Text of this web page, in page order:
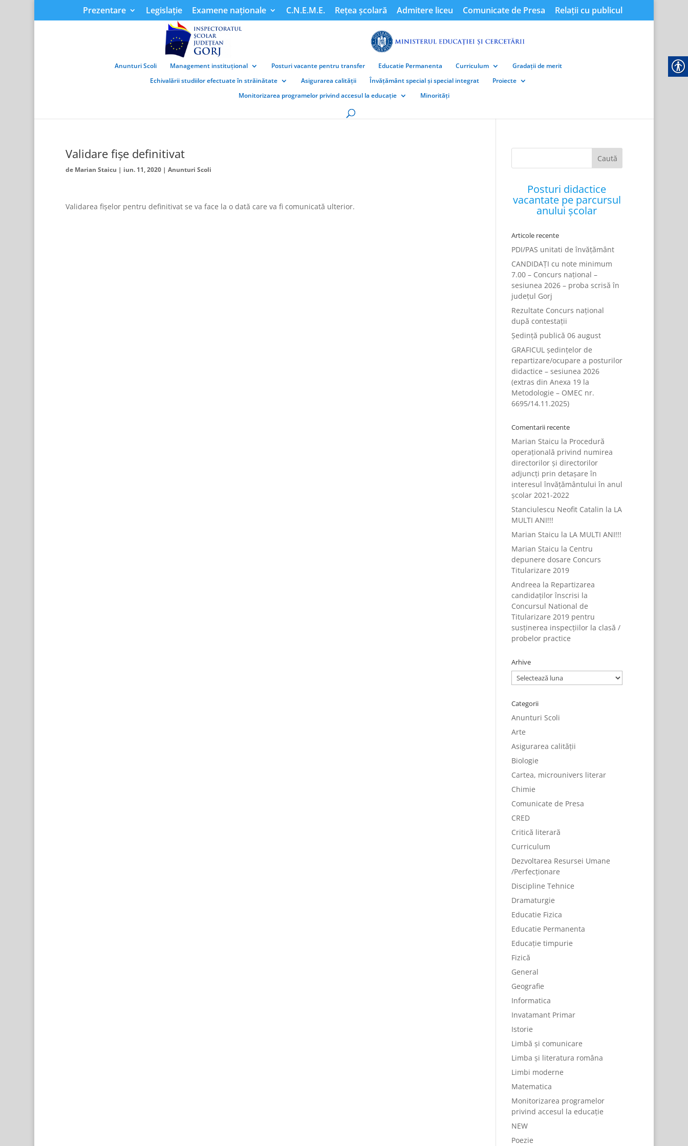
Prezentare Legislație Examene naționale C.N.E.M.E. Rețea școlară Admitere liceu Comunicate de Presa Relații cu publicul
Anunturi Scoli Management instituțional Posturi vacante pentru transfer Educatie Permanenta Curriculum
Gradații de merit
Echivalării studiilor efectuate în străinătate
Asigurarea calității Învățământ special și special integrat
Proiecte
Monitorizarea programelor privind accesul la educație
Minorități
Validare fișe definitivat
de Marian Staicu | iun. 11, 2020| Anunturi Scoli
Validarea fișelor pentru definitivat se va face la o dată care va fi comunicată ulterior.
Posturi didactice
vacantate pe parcursul
anului școlar
Articole recente
PDI/PAS unitati de învățământ
CANDIDAȚI cu note minimum
7.00 – Concurs național –
sesiunea 2026 – proba scrisă în
județul Gorj
Rezultate Concurs național
după contestații
Ședință publică 06 august
GRAFICUL ședințelor de
repartizare/ocupare a posturilor
didactice – sesiunea 2026
(extras din Anexa 19 la
Metodologie – OMEC nr.
6695/14.11.2025)
Comentarii recente
Marian Staicu la Procedură
operațională privind numirea
directorilor și directorilor
adjuncți prin detașare în
interesul învățământului în anul
școlar 2021-2022
Stanciulescu Neofit Catalin la LA
MULTI ANI!!!
Marian Staicu la LA MULTI ANI!!!
Marian Staicu la Centru
depunere dosare Concurs
Titularizare 2019
Andreea la Repartizarea
candidaților înscrisi la
Concursul National de
Titularizare 2019 pentru
susținerea inspecțiilor la clasă /
probelor practice
Arhive
Arhive
Categorii
Anunturi Scoli
Arte
Asigurarea calității
Biologie
Cartea, microunivers literar
Chimie
Comunicate de Presa
CRED
Critică literară
Curriculum
Dezvoltarea Resursei Umane
/Perfecționare
Discipline Tehnice
Dramaturgie
Educatie Fizica
Educatie Permanenta
Educație timpurie
Fizică
General
Geografie
Informatica
Invatamant Primar
Istorie
Limbă și comunicare
Limba și literatura româna
Limbi moderne
Matematica
Monitorizarea programelor
privind accesul la educație
NEW
Poezie